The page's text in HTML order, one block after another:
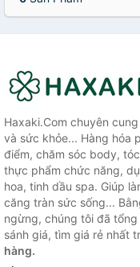
Haxaki.Com chuyên
và sức khỏe... Hàng hóa
điểm, chăm sóc body,
thực phẩm chức năng,
hoa, tinh dầu spa. Giúp
căng tràn sức sống...
ngừng, chúng tôi đã
sánh giá, tìm giá rẻ nhất
hàng.